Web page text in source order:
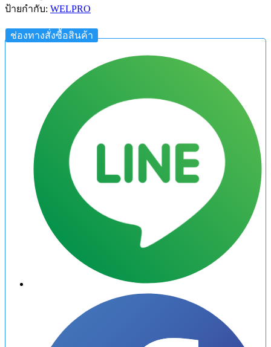
ป้ายกำกับ: WELPRO
ช่องทางสั่งซื้อสินค้า